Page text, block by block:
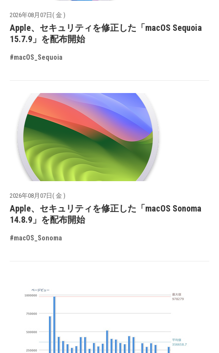
2026年08月07日( 金 )
Apple、セキュリティを修正した「macOS Sequoia
15.7.9」を配布開始
#macOS_Sequoia
2026年08月07日( 金 )
Apple、セキュリティを修正した「macOS Sonoma
14.8.9」を配布開始
#macOS_Sonoma